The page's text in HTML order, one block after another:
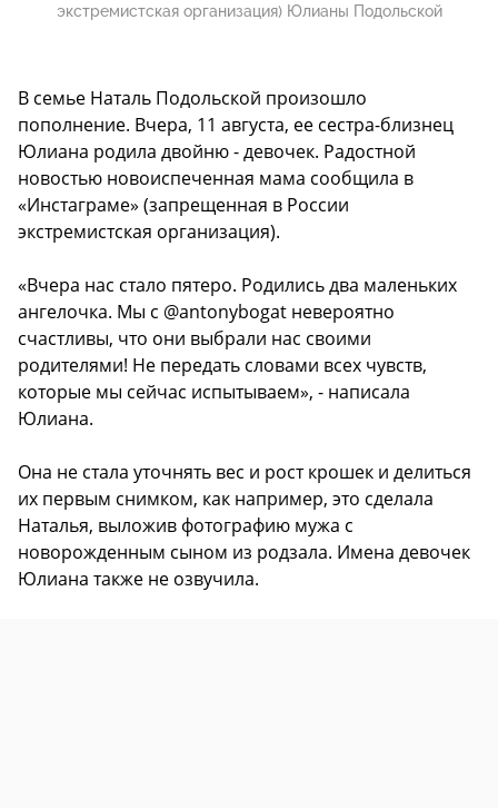
экстремистская организация) Юлианы Подольской
В семье Наталь Подольской произошло
пополнение. Вчера, 11 августа, ее сестра-близнец
Юлиана родила двойню - девочек. Радостной
новостью новоиспеченная мама сообщила в
«Инстаграме» (запрещенная в России
экстремистская организация).
«Вчера нас стало пятеро. Родились два маленьких
ангелочка. Мы с @antonybogat невероятно
счастливы, что они выбрали нас своими
родителями! Не передать словами всех чувств,
которые мы сейчас испытываем», - написала
Юлиана.
Она не стала уточнять вес и рост крошек и делиться
их первым снимком, как например, это сделала
Наталья, выложив фотографию мужа с
новорожденным сыном из родзала. Имена девочек
Юлиана также не озвучила.